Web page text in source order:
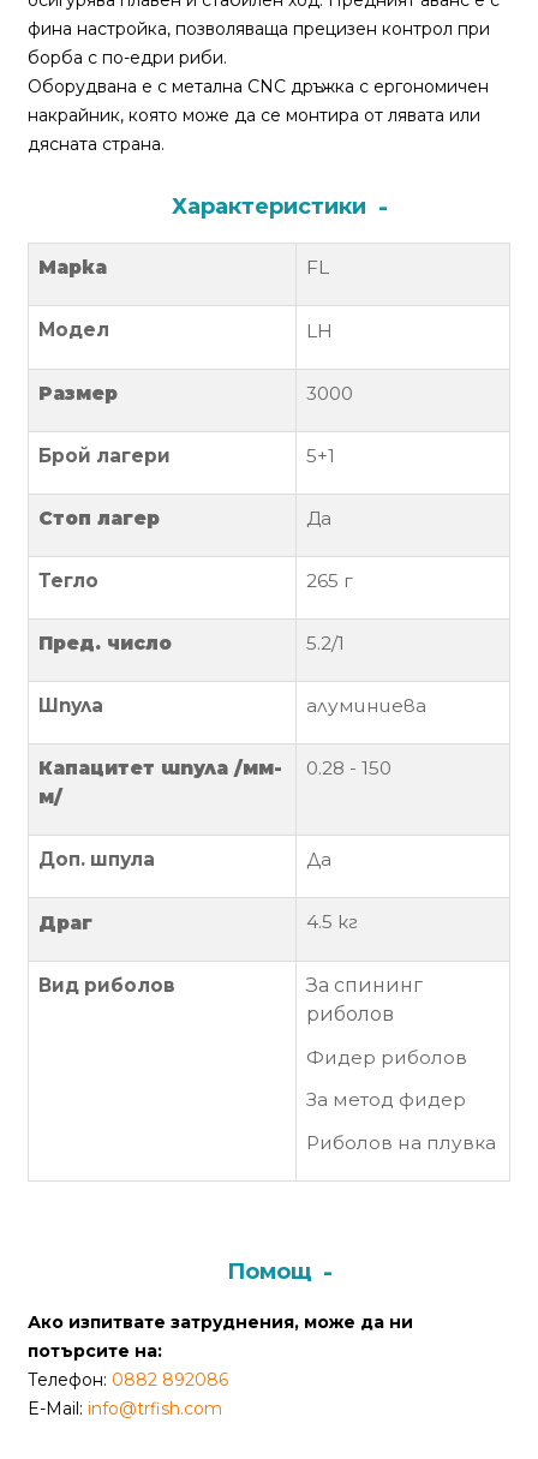
За
нас
Контакти
Поръчка
рекламация
за
Политика
поверителност
Политика
използване
“бисквитки”
Copyright
2026
права
Интернет
Маркетинг
фина настройка, позволяваща прецизен контрол при
борба с по-едри риби.
Оборудвана е с метална CNC дръжка с ергономичен
накрайник, която може да се монтира от лявата или
дясната страна.
Характеристики
Марка FL
Модел LH
Размер 3000
Брой лагери 5+1
Стоп лагер Да
Тегло 265 г
Пред. число 5.2/1
Шпула алуминиева
Капацитет шпула /мм-
м/
0.28 - 150
Доп. шпула Да
Драг 4.5 кг
Вид риболов
За спининг
риболов
Фидер риболов
За метод фидер
Риболов на плувка
Помощ
Ако изпитвате затруднения, може да ни
потърсите на:
Телефон: 0882 892086
E-Mail: info@trfish.com